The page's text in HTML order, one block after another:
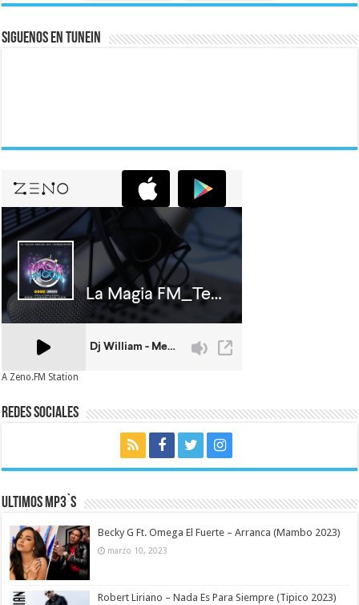
Siguenos En Tunein
A Zeno.FM Station
Redes Sociales
Ultimos MP3`s
Becky G Ft. Omega El Fuerte – Arranca (Mambo 2023)
marzo 10, 2023
Robert Liriano – Nada Es Para Siempre (Tipico 2023)